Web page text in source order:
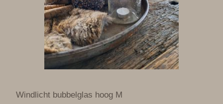
Windlicht bubbelglas hoog M